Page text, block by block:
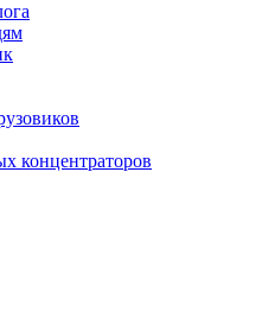
концентраторов